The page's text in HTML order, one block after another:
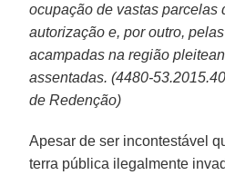
ocupação de vastas parcelas
autorização e, por outro,
acampadas na região
assentadas. (4480-
de Redenção)
Apesar de ser incontestável
terra pública ilegalmente